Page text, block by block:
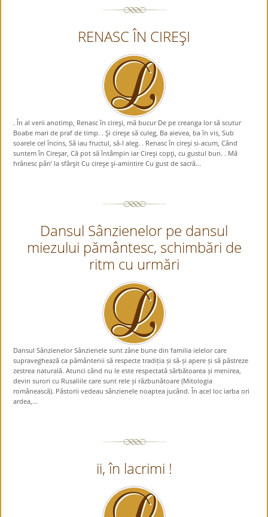
RENASC ÎN CIREŞI
. În al verii anotimp, Renasc în cireşi, mă bucur De pe creanga lor să scutur
Boabe mari de praf de timp. . Şi cireşe să culeg, Ba aievea, ba în vis, Sub
soarele cel încins, Să iau fructul, să-l aleg. . Renasc în cireşi si-acum, Când
suntem în Cireşar, Că pot să întâmpin iar Cireşi copţi, cu gustul bun. . Mă
hrănesc pân’ la sfârşit Cu cireşe şi-amintire Cu gust de sacră...
Dansul Sânzienelor pe dansul
miezului pământesc, schimbări de
ritm cu urmări
Dansul Sânzienelor Sânzienele sunt zâne bune din familia ielelor care
supraveghează ca pământenii să respecte tradiția și să-și apere și să păstreze
zestrea naturală. Atunci când nu le este respectată sărbătoarea și menirea,
devin surori cu Rusaliile care sunt rele și răzbunătoare (Mitologia
românească). Păstorii vedeau sânzienele noaptea jucând. În acel loc iarba ori
ardea,...
ii, în lacrimi !